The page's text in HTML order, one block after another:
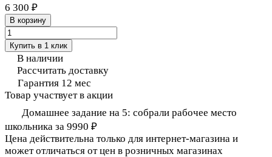
6 300 ₽
В корзину
Купить в 1 клик
В наличии
Рассчитать доставку
Гарантия 12 мес
Товар участвует в акции
Домашнее задание на 5: собрали рабочее место
школьника за 9990 ₽
Цена действительна только для интернет-магазина и
может отличаться от цен в розничных магазинах